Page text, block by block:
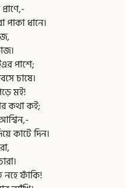
ধানে।
পাশে;
চাষে।
মই!
কথা কই;
কাটে দিন।
নহে ফাঁকি!